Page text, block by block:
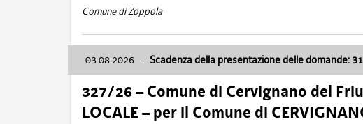
Comune di Zoppola
03.08.2026 - Scadenza della presentazione delle domande:
327/26 – Comune di Cervignano del
LOCALE – per il Comune di